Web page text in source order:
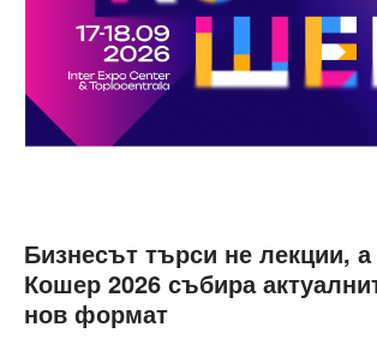
Бизнесът търси не лекции,
Кошер 2026 събира
нов формат